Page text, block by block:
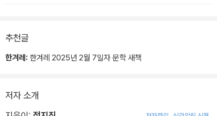
추천글
한겨레: 한겨레 2025년 2월 7일자 문학 새책
저자 소개